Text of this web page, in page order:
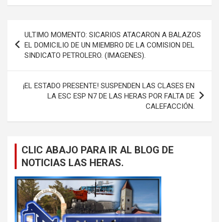
de
entradas
ULTIMO MOMENTO: SICARIOS ATACARON A BALAZOS
EL DOMICILIO DE UN MIEMBRO DE LA COMISION DEL
SINDICATO PETROLERO. (IMAGENES).
¡EL ESTADO PRESENTE! SUSPENDEN LAS CLASES EN
LA ESC ESP N7 DE LAS HERAS POR FALTA DE
CALEFACCIÓN.
CLIC ABAJO PARA IR AL BLOG DE
NOTICIAS LAS HERAS.